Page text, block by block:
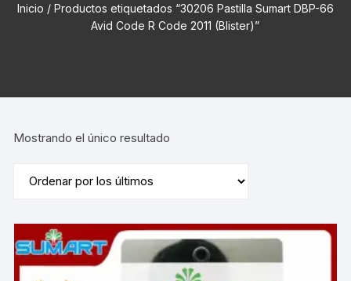
Inicio / Productos etiquetados “30206 Pastilla Sumart DBP-66
Avid Code R Code 2011 (Blister)”
Mostrando el único resultado